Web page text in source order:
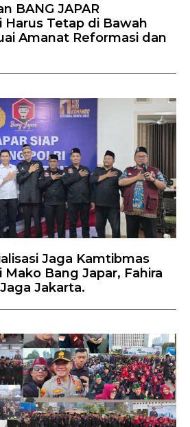
BANG JAPAR
Harus Tetap di Bawah
Amanat Reformasi dan
Jaga Kamtibmas
Bang Japar, Fahira
Jakarta.